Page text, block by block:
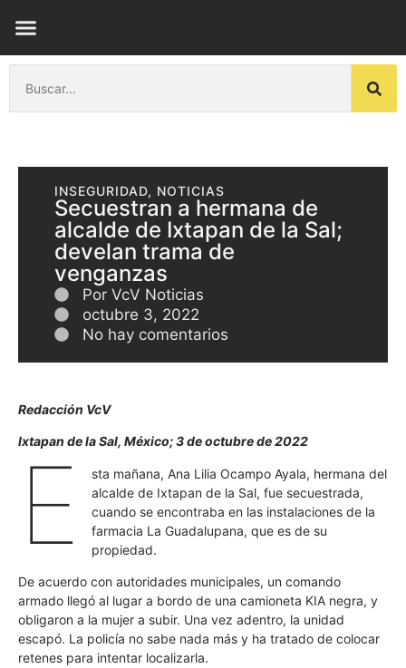
INSEGURIDAD, NOTICIAS
Secuestran a hermana de
alcalde de Ixtapan de la Sal;
develan trama de
venganzas
Por VcV Noticias
octubre 3, 2022
No hay comentarios
Redacción VcV
Ixtapan de la Sal, México; 3 de octubre de 2022
E
sta mañana, Ana Lilia Ocampo Ayala, hermana del
alcalde de Ixtapan de la Sal, fue secuestrada,
cuando se encontraba en las instalaciones de la
farmacia La Guadalupana, que es de su
propiedad.
De acuerdo con autoridades municipales, un comando
armado llegó al lugar a bordo de una camioneta KIA negra, y
obligaron a la mujer a subir. Una vez adentro, la unidad
escapó. La policía no sabe nada más y ha tratado de colocar
retenes para intentar localizarla.